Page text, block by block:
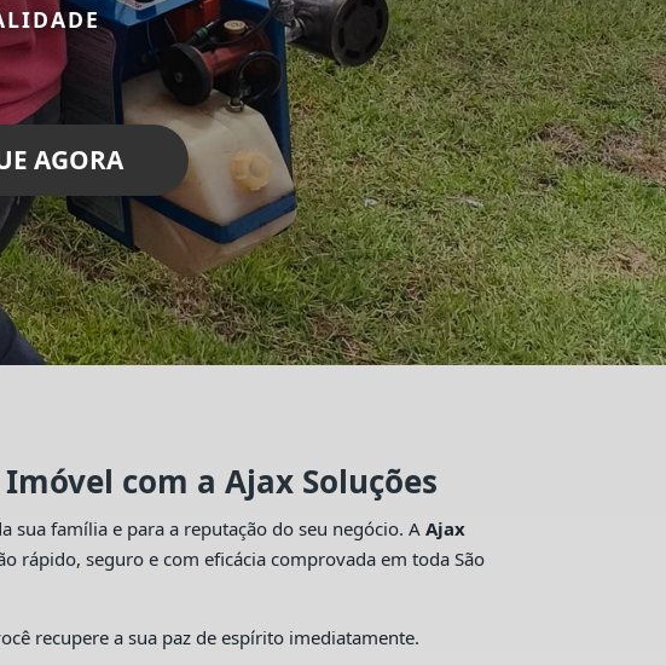
AGORA
com a Ajax Soluções
sua família e para a reputação do seu negócio. AAjax
rápido, seguro e com eficácia comprovada em toda São
recupere a sua paz de espírito imediatamente.